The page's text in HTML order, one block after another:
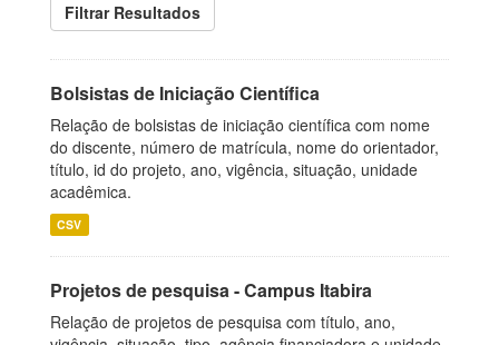
Filtrar Resultados
Bolsistas de Iniciação Científica
Relação de bolsistas de iniciação científica com nome
do discente, número de matrícula, nome do orientador,
título, id do projeto, ano, vigência, situação, unidade
acadêmica.
CSV
Projetos de pesquisa - Campus Itabira
Relação de projetos de pesquisa com título, ano,